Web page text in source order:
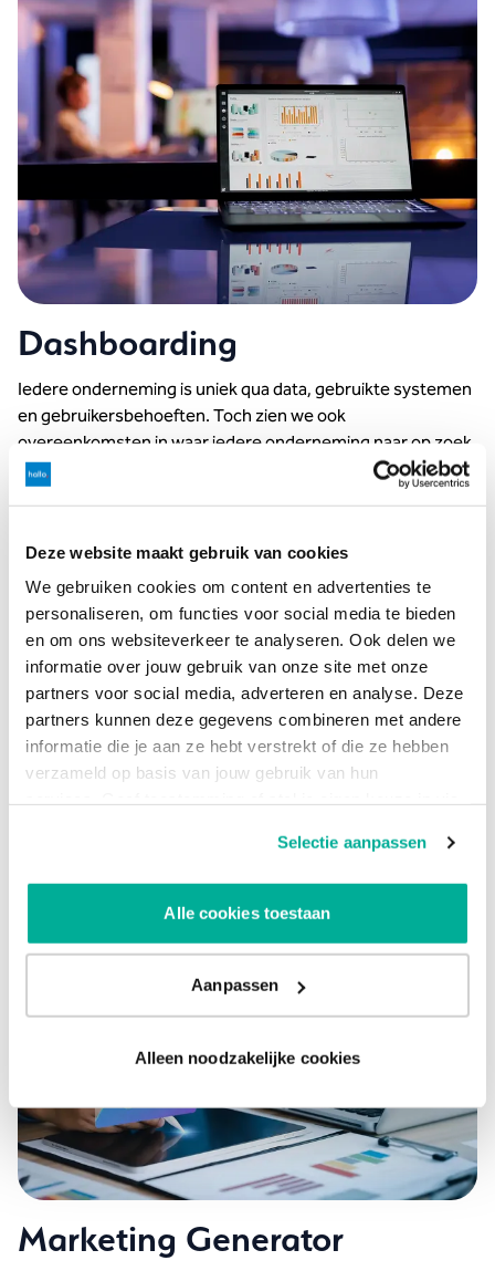
Deze website maakt gebruik van cookies
We gebruiken cookies om content en advertenties te
personaliseren, om functies voor social media te bieden
en om ons websiteverkeer te analyseren. Ook delen we
informatie over jouw gebruik van onze site met onze
partners voor social media, adverteren en analyse. Deze
partners kunnen deze gegevens combineren met andere
informatie die je aan ze hebt verstrekt of die ze hebben
verzameld op basis van jouw gebruik van hun
Selectie aanpassen
Alle cookies toestaan
Aanpassen
Alleen noodzakelijke cookies
Dashboarding
Iedere onderneming is uniek qua data, gebruikte systemen
en gebruikersbehoeften. Toch zien we ook
overeenkomsten in waar iedere onderneming naar op zoek
is que data en analyse van data. Op basis daarvan hebben
we een aantal dashboards ontwikkeld die direct inzetbaar
zoals marketing, sales, social media en e-
commerce/pricing. Elk dashboard is gebaseerd op de
meest gebruikte systemen binnen organisaties om
activiteiten in deze gebieden te beheren en te
optimaliseren. Het verschil tussen de oplossingen ligt
vooral in het aantal kanalen dat je wilt integreren, het aantal
gebruikers dat toegang nodig heeft, en de mate van
ondersteuning die je zoekt bij de implementatie.
Marketing Generator